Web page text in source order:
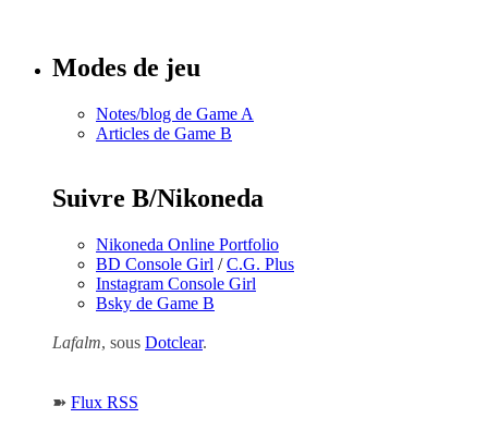
Modes de jeu
Notes/blog de Game A
Articles de Game B
Suivre B/Nikoneda
Nikoneda Online Portfolio
BD Console Girl /C.G. Plus
Instagram Console Girl
Bsky de Game B
Lafalm, sous Dotclear.
➽ Flux RSS